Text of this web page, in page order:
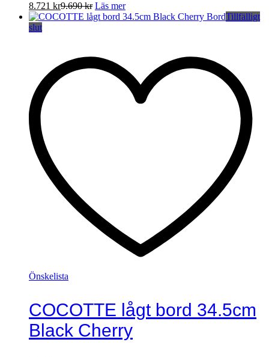
8.721 kr9.690kr Läs mer
Tillfälligt
slut
Önskelista
COCOTTE lågt bord 34.5cm
Black Cherry